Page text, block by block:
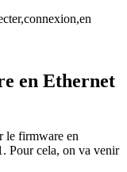
en Ethernet
le firmware en
Pour cela, on va venir